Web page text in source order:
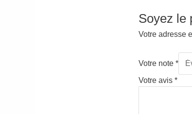
Soyez le
Votre adresse
Votre note*
Votre avis*